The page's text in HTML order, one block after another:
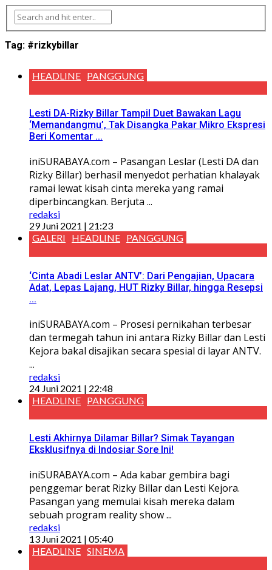
Tag: #rizkybillar
HEADLINE PANGGUNG
Lesti DA-Rizky Billar Tampil Duet Bawakan Lagu
‘Memandangmu’, Tak Disangka Pakar Mikro Ekspresi
Beri Komentar ...
iniSURABAYA.com – Pasangan Leslar (Lesti DA dan
Rizky Billar) berhasil menyedot perhatian khalayak
ramai lewat kisah cinta mereka yang ramai
diperbincangkan. Berjuta ...
redaksi
29 Juni 2021 | 21:23
GALERI
HEADLINE PANGGUNG
‘Cinta Abadi Leslar ANTV’: Dari Pengajian, Upacara
Adat, Lepas Lajang, HUT Rizky Billar, hingga Resepsi
...
iniSURABAYA.com – Prosesi pernikahan terbesar
dan termegah tahun ini antara Rizky Billar dan Lesti
Kejora bakal disajikan secara spesial di layar ANTV.
...
redaksi
24 Juni 2021 | 22:48
HEADLINE PANGGUNG
Lesti Akhirnya Dilamar Billar? Simak Tayangan
Eksklusifnya di Indosiar Sore Ini!
iniSURABAYA.com – Ada kabar gembira bagi
penggemar berat Rizky Billar dan Lesti Kejora.
Pasangan yang memulai kisah mereka dalam
sebuah program reality show ...
redaksi
13 Juni 2021 | 05:40
HEADLINE SINEMA